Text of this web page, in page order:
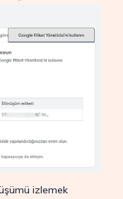
izlemek